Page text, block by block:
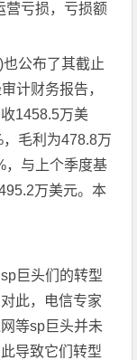
营亏损，亏损额
公布了其截止
计财务报告，
1458.5万美
毛利为478.8万
，与上个季度基
万美元。本
巨头们的转型
此，电信专家
等sp巨头并未
导致它们转型